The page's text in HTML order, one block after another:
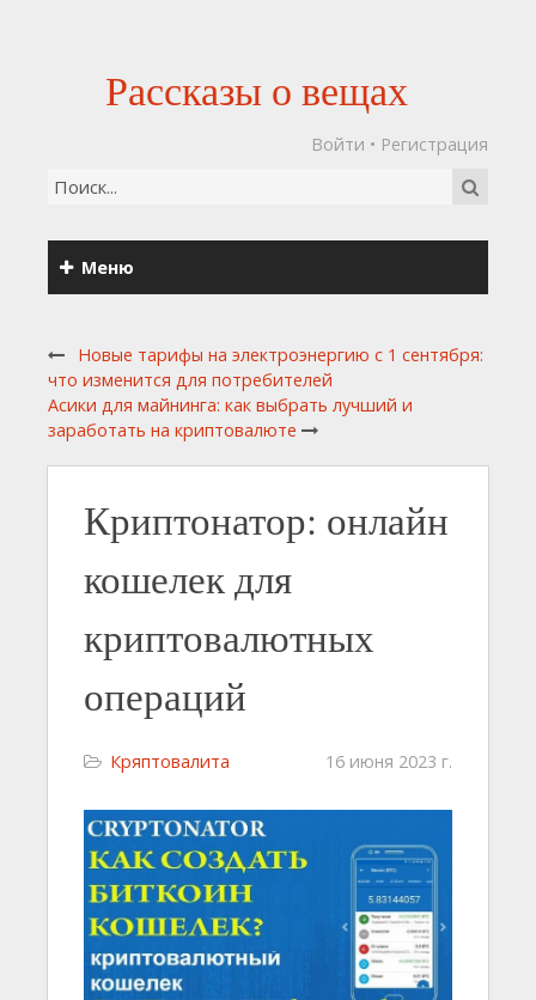
Рассказы о вещах
Войти • Регистрация
Меню
Новые тарифы на электроэнергию с 1 сентября:
что изменится для потребителей
Асики для майнинга: как выбрать лучший и
заработать на криптовалюте
Криптонатор: онлайн
кошелек для
криптовалютных
операций
Кряптовалита 16 июня 2023 г.